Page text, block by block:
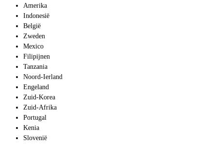
Amerika
Indonesië
België
Zweden
Mexico
Filipijnen
Tanzania
Noord-Ierland
Engeland
Zuid-Korea
Zuid-Afrika
Portugal
Kenia
Slovenië